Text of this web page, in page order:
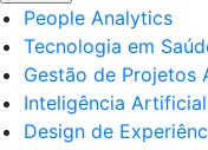
People Analytics
Tecnologia em
Gestão de Projetos
Inteligência Artificial
Design de